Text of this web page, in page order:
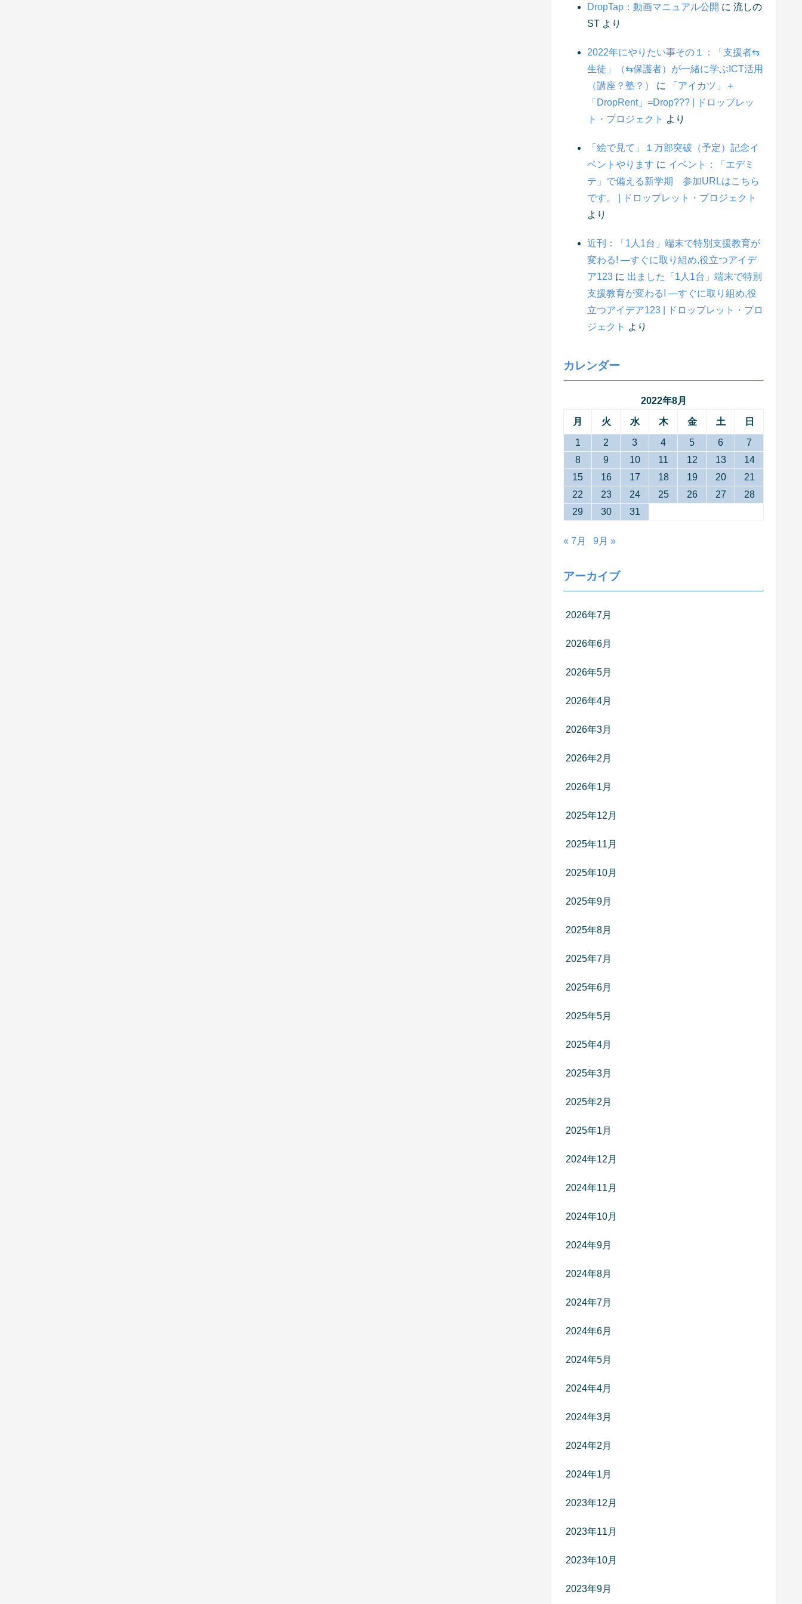
DropTap：動画マニュアル公開 に 流しの
ST より
2022年にやりたい事その１：「支援者⇆
生徒」（⇆保護者）が一緒に学ぶICT活用
（講座？塾？）
に
「アイカツ」＋
「DropRent」=Drop??? | ドロップレッ
ト・プロジェクト より
「絵で見て」１万部突破（予定）記念イ
ベントやります に イベント：「エデミ
テ」で備える新学期 参加URLはこちら
です。 | ドロップレット・プロジェクト
より
近刊：「1人1台」端末で特別支援教育が
変わる! ―すぐに取り組め,役立つアイデ
ア123 に 出ました「1人1台」端末で特別
支援教育が変わる! ―すぐに取り組め,役
立つアイデア123 | ドロップレット・プロ
ジェクト より
カレンダー
2022年8月
月 火 水 木 金 土 日
1 2 3 4 5 6
7
8
9 10 11 12 13
14
15
16 17 18 19 20
21
22
23 24 25 26 27
28
29
30 31
« 7月 9月 »
アーカイブ
2026年7月
2026年6月
2026年5月
2026年4月
2026年3月
2026年2月
2026年1月
2025年12月
2025年11月
2025年10月
2025年9月
2025年8月
2025年7月
2025年6月
2025年5月
2025年4月
2025年3月
2025年2月
2025年1月
2024年12月
2024年11月
2024年10月
2024年9月
2024年8月
2024年7月
2024年6月
2024年5月
2024年4月
2024年3月
2024年2月
2024年1月
2023年12月
2023年11月
2023年10月
2023年9月